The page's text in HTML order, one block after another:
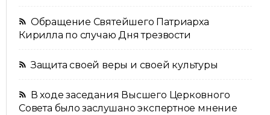
Обращение Святейшего Патриарха
Кирилла по случаю Дня трезвости
Защита своей веры и своей культуры
В ходе заседания Высшего Церковного
Совета было заслушано экспертное мнение